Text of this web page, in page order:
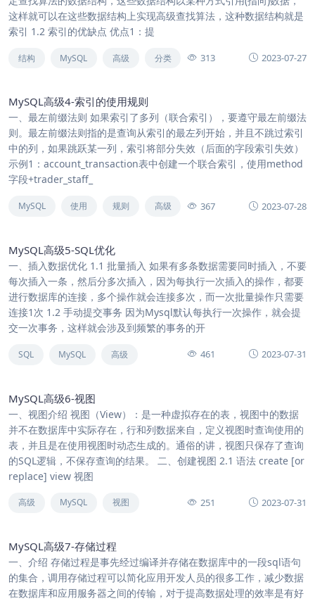
这样就可以在这些数据结构上实现高级查找算法，这种数据结构就是
索引 1.2 索引的优缺点 优点1：提
结构 MySQL 高级 分类 313 2023-07-27
MySQL高级4-索引的使用规则
一、最左前缀法则 如果索引了多列（联合索引），要遵守最左前缀法
则。最左前缀法则指的是查询从索引的最左列开始，并且不跳过索引
中的列，如果跳跃某一列，索引将部分失效（后面的字段索引失效）
示例1：account_transaction表中创建一个联合索引，使用method
字段+trader_staff_
MySQL 使用 规则 高级 367 2023-07-28
MySQL高级5-SQL优化
一、插入数据优化 1.1 批量插入 如果有多条数据需要同时插入，不要
每次插入一条，然后分多次插入，因为每执行一次插入的操作，都要
进行数据库的连接，多个操作就会连接多次，而一次批量操作只需要
连接1次 1.2 手动提交事务 因为Mysql默认每执行一次操作，就会提
交一次事务，这样就会涉及到频繁的事务的开
SQL MySQL 高级 461 2023-07-31
MySQL高级6-视图
一、视图介绍 视图（View）：是一种虚拟存在的表，视图中的数据
并不在数据库中实际存在，行和列数据来自，定义视图时查询使用的
表，并且是在使用视图时动态生成的。通俗的讲，视图只保存了查询
的SQL逻辑，不保存查询的结果。 二、创建视图 2.1 语法 create [or
replace] view 视图
高级 MySQL 视图 251 2023-07-31
MySQL高级7-存储过程
一、介绍 存储过程是事先经过编译并存储在数据库中的一段sql语句
的集合，调用存储过程可以简化应用开发人员的很多工作，减少数据
在数据库和应用服务器之间的传输，对于提高数据处理的效率是有好